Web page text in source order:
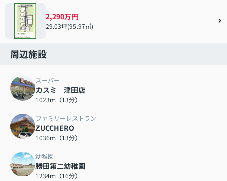
2,290万円
29.03坪(95.97㎡)
周辺施設
スーパー
カスミ 津田店
1023ｍ（13分）
ファミリーレストラン
ZUCCHERO
1036ｍ（13分）
幼稚園
勝田第二幼稚園
1234ｍ（16分）